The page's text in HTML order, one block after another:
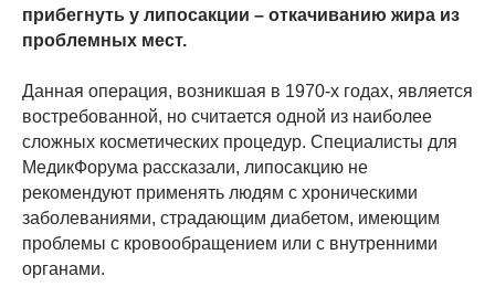
прибегнуть у липосакции – откачиванию жира из
проблемных мест.
Данная операция, возникшая в 1970-х годах, является
востребованной, но считается одной из наиболее
сложных косметических процедур. Специалисты для
МедикФорума рассказали, липосакцию не
рекомендуют применять людям с хроническими
заболеваниями, страдающим диабетом, имеющим
проблемы с кровообращением или с внутренними
органами.